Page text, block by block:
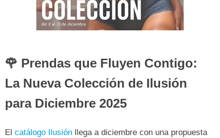
🌹 Prendas que Fluyen Contigo:
La Nueva Colección de Ilusión
para Diciembre 2025
El catálogo Ilusión llega a diciembre con una propuesta